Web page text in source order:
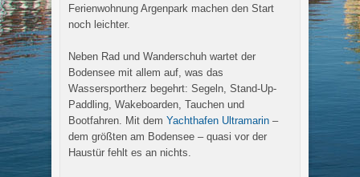
Ferienwohnung Argenpark machen den Start
noch leichter.
Neben Rad und Wanderschuh wartet der
Bodensee mit allem auf, was das
Wassersportherz begehrt: Segeln, Stand-Up-
Paddling, Wakeboarden, Tauchen und
Bootfahren. Mit dem Yachthafen Ultramarin –
dem größten am Bodensee – quasi vor der
Haustür fehlt es an nichts.